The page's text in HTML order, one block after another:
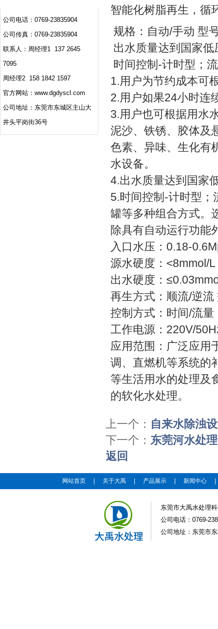
公司电话：0769-23835904
公司传真：0769-23835904
联系人：周经理1 137 2645
7095
周经理2 158 1842 1597
官方网站：www.dgdyscl.com
公司地址：东莞市东城区主山大
井头平岗街36号
智能化树脂再生，循
规格：自动/手动 型
出水质量达到国家
时间控制-计时型；
1.用户为节约成本可
2.用户如果24小时连
3.用户也可根据用水
泥沙、铁锈、胶体及
色素、异味、生化有
水设备。
4.出水质量达到国家
5.时间控制-计时型
罐等多种组合方式。
除具有自动运行功能
入口水压：0.18-
源水硬度：<8mmol/
出水硬度：
再生方式：顺流/逆
控制方式：时间/流量
工作电源：220V/
应用范围：广泛应用
调、直燃机等系统的
等生活用水的处理及
的软化水处理。
上一个： 自来水除浊
下一个： 东莞河水处
返回
网站首页 关于大禹 产品展示 新闻中心
东莞市大禹水处理
公司电话：0769-
公司地址：东莞市